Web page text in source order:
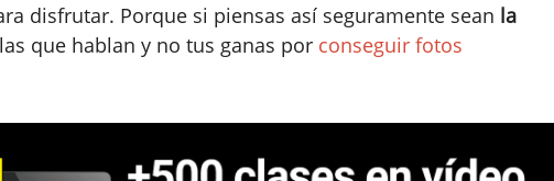
disfrutar. Porque si piensas así seguramente sean la
las que hablan y no tus ganas por conseguir fotos